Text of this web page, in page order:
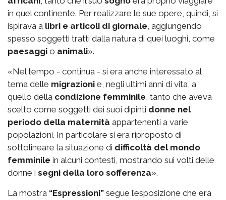
in quel continente. Per realizzare le sue opere, quindi, si
ispirava a libri e articoli di giornale, aggiungendo
spesso soggetti tratti dalla natura di quei luoghi, come
paesaggi o animali».
«Nel tempo - continua - si era anche interessato al
tema delle migrazioni e, negli ultimi anni di vita, a
quello della condizione femminile, tanto che aveva
scelto come soggetti dei suoi dipinti donne nel
periodo della maternità appartenenti a varie
popolazioni. In particolare si era riproposto di
sottolineare la situazione di difficoltà del mondo
femminile in alcuni contesti, mostrando sui volti delle
donne i segni della loro sofferenza».
La mostra “Espressioni” segue l’esposizione che era